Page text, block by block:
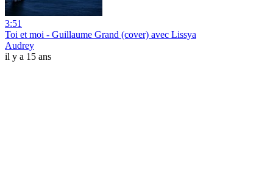
3:51
Toi et moi - Guillaume Grand (cover) avec Lissya
Audrey
il y a 15 ans